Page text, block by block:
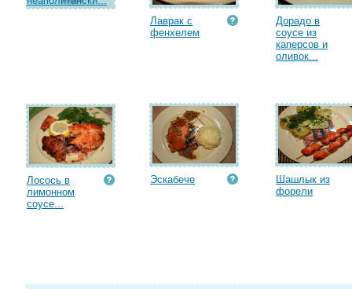
Лаврак с
фенхелем
Дорадо в
соусе из
каперсов и
оливок...
Лосось в
лимонном
соусе...
Эскабече
Шашлык из
форели